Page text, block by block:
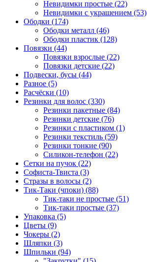
Невидимки простые (22)
Невидимки с украшением (53)
Ободки (174)
Ободки металл (46)
Ободки пластик (128)
Повязки (44)
Повязки взрослые (22)
Повязки детские (22)
Подвески, бусы (44)
Разное (5)
Расчёски (10)
Резинки для волос (330)
Резинки пакетные (84)
Резинки детские (76)
Резинки с пластиком (1)
Резинки текстиль (59)
Резинки тонкие (90)
Силикон-телефон (22)
Сетки на пучок (22)
Софиста-Твиста (3)
Стразы в волосы (2)
Тик-Таки (чпоки) (88)
Тик-таки не простые (51)
Тик-таки простые (37)
Упаковка (5)
Цветы (9)
Чокеры (2)
Шляпки (3)
Шпильки (94)